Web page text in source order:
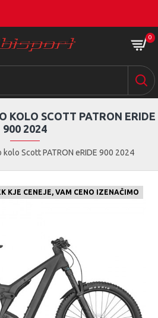
0
Scott PATRON eRIDE 900 2024
KOLO SCOTT PATRON ERIDE
900 2024
KJE CENEJE, VAM CENO IZENAČIMO